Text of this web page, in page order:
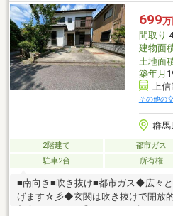
699万
間取り
建物面
土地面
築年月
上
その他の
群馬
2階建て 都市ガス
駐車2台
所有権
■南向き■吹き抜け■都市ガス◆広々
げます☆彡◆玄関は吹き抜けで開放